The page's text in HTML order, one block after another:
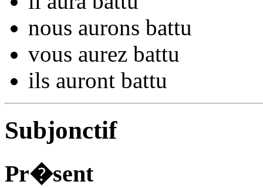
nous aurons battu
vous aurez battu
ils auront battu
Subjonctif
Pr�sent